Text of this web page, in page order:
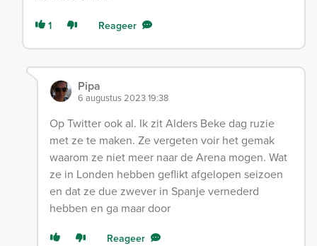
1 Reageer
Pipa
6 augustus 2023 19:38
Op Twitter ook al. Ik zit Alders Beke dag ruzie
met ze te maken. Ze vergeten voir het gemak
waarom ze niet meer naar de Arena mogen. Wat
ze in Londen hebben geflikt afgelopen seizoen
en dat ze due zwever in Spanje vernederd
hebben en ga maar door
Reageer